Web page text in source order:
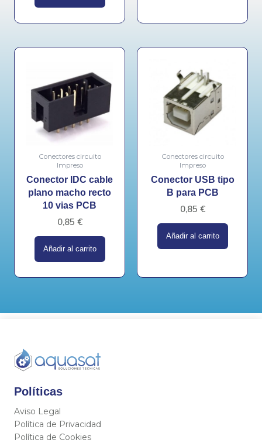
Conectores circuito
Impreso
Conector IDC cable
plano macho recto
10 vias PCB
0,85 €
Añadir al carrito
Conectores circuito
Impreso
Conector USB tipo
B para PCB
0,85 €
Añadir al carrito
Políticas
Aviso Legal
Política de Privacidad
Política de Cookies